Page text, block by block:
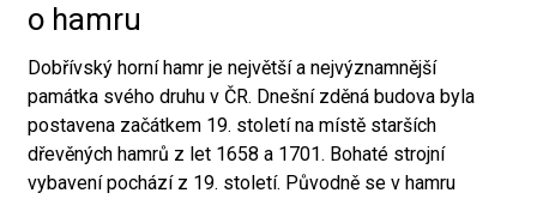
o hamru
Dobřívský horní hamr je největší a nejvýznamnější
památka svého druhu v ČR. Dnešní zděná budova byla
postavena začátkem 19. století na místě starších
dřevěných hamrů z let 1658 a 1701. Bohaté strojní
vybavení pochází z 19. století. Původně se v hamru